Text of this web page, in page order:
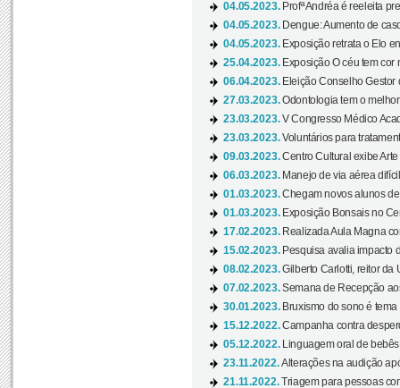
04.05.2023. Profª Andréa é reeleita
04.05.2023. Dengue: Aumento de
04.05.2023. Exposição retrata o Elo
25.04.2023. Exposição O céu tem cor
06.04.2023. Eleição Conselho Gestor
27.03.2023.Odontologia tem o
23.03.2023.V Congresso Médico
23.03.2023.Voluntários para
09.03.2023.Centro Cultural exibe
06.03.2023. Manejo de via aérea
01.03.2023.Chegam novos alunos
01.03.2023. Exposição Bonsais no
17.02.2023. Realizada Aula Magna
15.02.2023. Pesquisa avalia impacto
08.02.2023.Gilberto Carlotti, reitor da
07.02.2023.Semana de Recepção
30.01.2023. Bruxismo do sono é
15.12.2022.Campanha contra
05.12.2022.
Linguagem oral de
23.11.2022.Alterações na audição
21.11.2022.Triagem para pessoas